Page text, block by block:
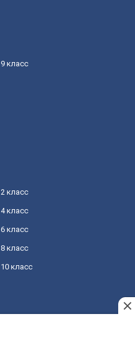
9 класс
2 класс
4 класс
6 класс
8 класс
10 класс